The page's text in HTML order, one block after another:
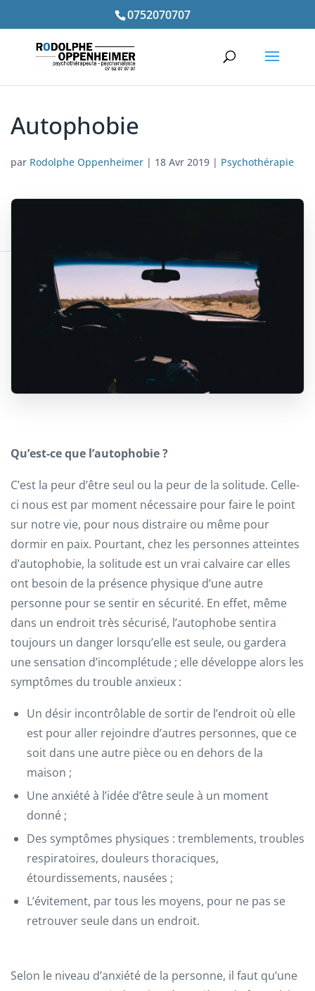
0752070707
Autophobie
par Rodolphe Oppenheimer | 18 Avr 2019 | Psychothérapie
Qu’est-ce que l’autophobie ?
C’est la peur d’être seul ou la peur de la solitude. Celle-
ci nous est par moment nécessaire pour faire le point
sur notre vie, pour nous distraire ou même pour
dormir en paix. Pourtant, chez les personnes atteintes
d’autophobie, la solitude est un vrai calvaire car elles
ont besoin de la présence physique d’une autre
personne pour se sentir en sécurité. En effet, même
dans un endroit très sécurisé, l’autophobe sentira
toujours un danger lorsqu’elle est seule, ou gardera
une sensation d’incomplétude ; elle développe alors les
symptômes du trouble anxieux :
Un désir incontrôlable de sortir de l’endroit où elle
est pour aller rejoindre d’autres personnes, que ce
soit dans une autre pièce ou en dehors de la
maison ;
Une anxiété à l’idée d’être seule à un moment
donné ;
Des symptômes physiques : tremblements, troubles
respiratoires, douleurs thoraciques,
étourdissements, nausées ;
L’évitement, par tous les moyens, pour ne pas se
retrouver seule dans un endroit.
Selon le niveau d’anxiété de la personne, il faut qu’une